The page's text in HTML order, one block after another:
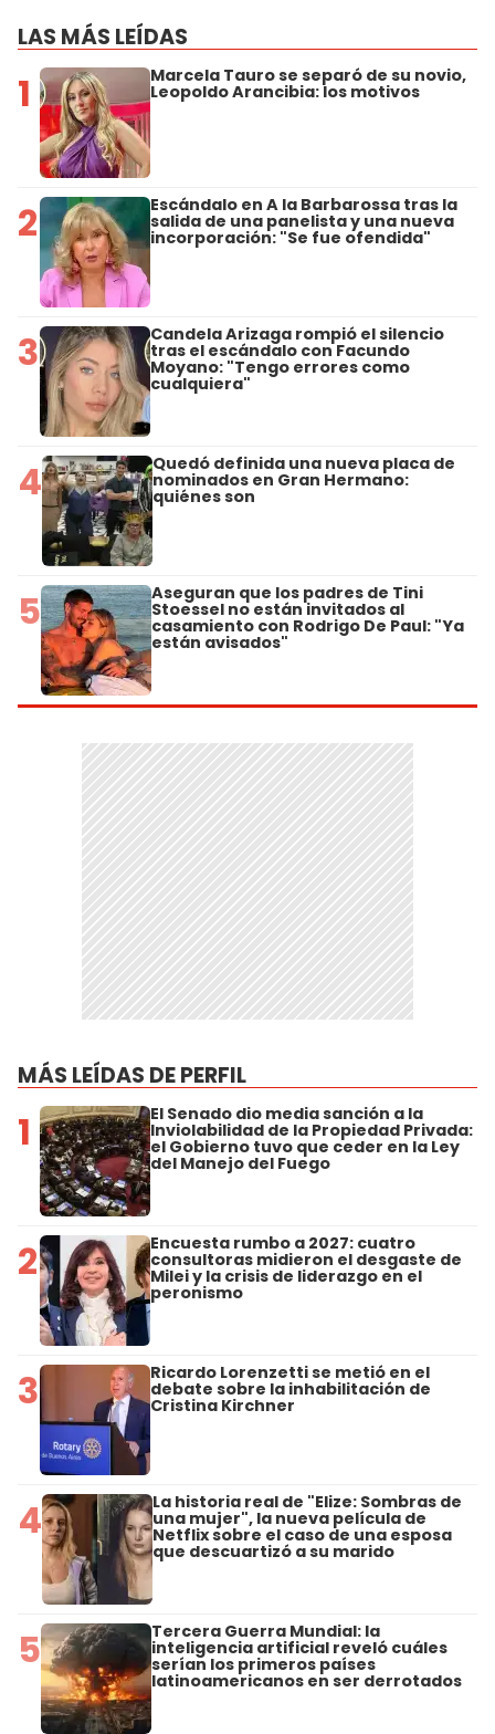
LAS MÁS LEÍDAS
1 Marcela Tauro se separó de su novio,
Leopoldo Arancibia: los motivos
2 Escándalo en A la Barbarossa tras la
salida de una panelista y una nueva
incorporación: "Se fue ofendida"
3 Candela Arizaga rompió el silencio
tras el escándalo con Facundo
Moyano: "Tengo errores como
cualquiera"
4 Quedó definida una nueva placa de
nominados en Gran Hermano:
quiénes son
5 Aseguran que los padres de Tini
Stoessel no están invitados al
casamiento con Rodrigo De Paul: "Ya
están avisados"
MÁS LEÍDAS DE PERFIL
1 El Senado dio media sanción a la
Inviolabilidad de la Propiedad Privada:
el Gobierno tuvo que ceder en la Ley
del Manejo del Fuego
2 Encuesta rumbo a 2027: cuatro
consultoras midieron el desgaste de
Milei y la crisis de liderazgo en el
peronismo
3 Ricardo Lorenzetti se metió en el
debate sobre la inhabilitación de
Cristina Kirchner
4 La historia real de "Elize: Sombras de
una mujer", la nueva película de
Netflix sobre el caso de una esposa
que descuartizó a su marido
5 Tercera Guerra Mundial: la
inteligencia artificial reveló cuáles
serían los primeros países
latinoamericanos en ser derrotados